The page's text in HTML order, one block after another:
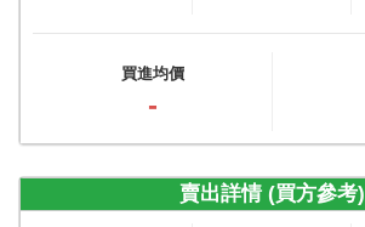
買進均價
-
賣出詳情 (買方參考)